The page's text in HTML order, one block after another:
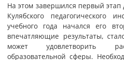
На этом завершился первый этап
Кулябского педагогического
учебного года начался его
впечатляющие результаты,
может удовлетворить
образовательной сферы.